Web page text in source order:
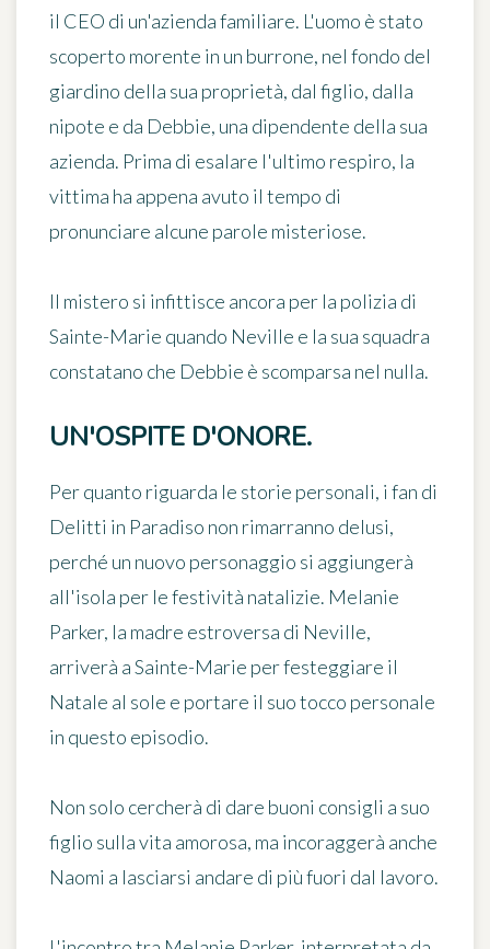
il CEO di un'azienda familiare. L'uomo è stato
scoperto morente in un burrone, nel fondo del
giardino della sua proprietà, dal figlio, dalla
nipote e da Debbie, una dipendente della sua
azienda. Prima di esalare l'ultimo respiro, la
vittima ha appena avuto il tempo di
pronunciare alcune parole misteriose.
Il mistero si infittisce ancora per la polizia di
Sainte-Marie quando Neville e la sua squadra
constatano che Debbie è scomparsa nel nulla.
UN'OSPITE D'ONORE.
Per quanto riguarda le storie personali, i fan di
Delitti in Paradiso non rimarranno delusi,
perché un nuovo personaggio si aggiungerà
all'isola per le festività natalizie. Melanie
Parker, la madre estroversa di Neville,
arriverà a Sainte-Marie per festeggiare il
Natale al sole e portare il suo tocco personale
in questo episodio.
Non solo cercherà di dare buoni consigli a suo
figlio sulla vita amorosa, ma incoraggerà anche
Naomi a lasciarsi andare di più fuori dal lavoro.